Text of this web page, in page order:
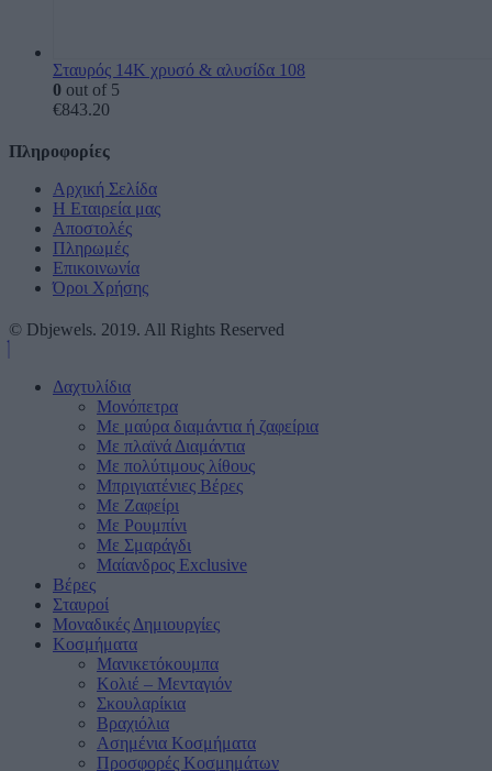
Σταυρός 14Κ χρυσό & αλυσίδα 108
0 out of 5
€843.20
Πληροφορίες
Αρχική Σελίδα
Η Εταιρεία μας
Αποστολές
Πληρωμές
Επικοινωνία
Όροι Χρήσης
© Dbjewels. 2019. All Rights Reserved
Δαχτυλίδια
Μονόπετρα
Mε μαύρα διαμάντια ή ζαφείρια
Mε πλαϊνά Διαμάντια
Mε πολύτιμους λίθους
Μπριγιατένιες Βέρες
Με Ζαφείρι
Με Ρουμπίνι
Με Σμαράγδι
Μαίανδρος Exclusive
Βέρες
Σταυροί
Μοναδικές Δημιουργίες
Κοσμήματα
Μανικετόκουμπα
Κολιέ – Μενταγιόν
Σκουλαρίκια
Βραχιόλια
Ασημένια Κοσμήματα
Προσφορές Κοσμημάτων